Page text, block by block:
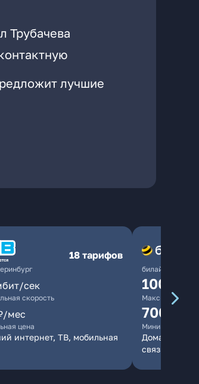
Трубачева
лучшие
18 тарифов
сек
скорость
мес
цена
интернет, ТВ, мобильная
билайн
1000
Максимальная
700
Минимальная
Домашний
связь